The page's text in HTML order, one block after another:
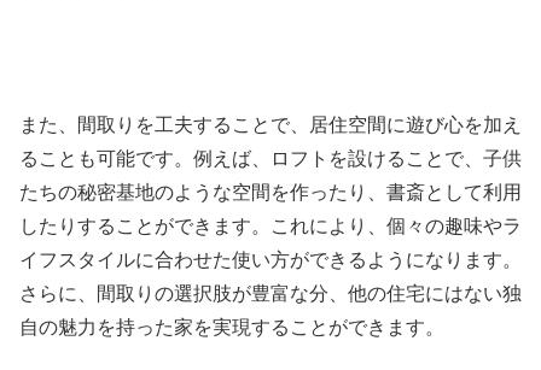
また、間取りを工夫することで、居住空間に遊び心を加え
ることも可能です。例えば、ロフトを設けることで、子供
たちの秘密基地のような空間を作ったり、書斎として利用
したりすることができます。これにより、個々の趣味やラ
イフスタイルに合わせた使い方ができるようになります。
さらに、間取りの選択肢が豊富な分、他の住宅にはない独
自の魅力を持った家を実現することができます。